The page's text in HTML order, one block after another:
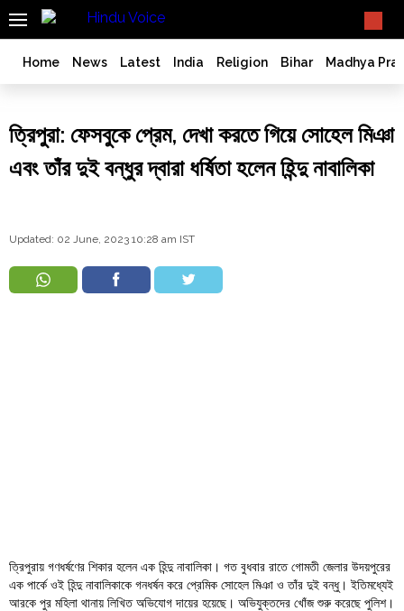
SEARCH
India
Bangladesh
Bengal
History
Love
Opinion
Home News Latest India Religion Bihar Madhya
ত্রিপুরা: ফেসবুকে প্রেম, দেখা করতে গিয়ে সোহেল মিঞা
এবং তাঁর দুই বন্ধুর দ্বারা ধর্ষিতা হলেন হিন্দু নাবালিকা
Updated: 02 June, 2023 10:28 am IST
ত্রিপুরায় গণধর্ষণের শিকার হলেন এক হিন্দু নাবালিকা। গত বুধবার রাতে গোমতী জেলার উদয়পুরের
এক পার্কে ওই হিন্দু নাবালিকাকে গনধর্ষন করে প্রেমিক সোহেল মিঞা ও তাঁর দুই বন্ধু। ইতিমধ্যেই
আরকে পুর মহিলা থানায় লিখিত অভিযোগ দায়ের হয়েছে। অভিযুক্তদের খোঁজ শুরু করেছে পুলিশ।